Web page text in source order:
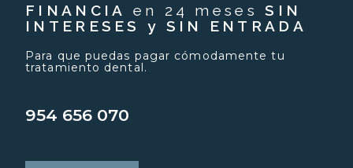
FINANCIA en 24 mesesSIN
INTERESES y SIN ENTRADA
Para que puedas pagar cómodamente tu
tratamiento dental.
954 656 070